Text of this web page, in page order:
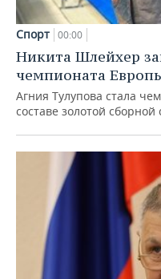
Спорт 00:00
Никита Шлейхер
чемпионата
Агния Тулупова стала
составе золотой сборной